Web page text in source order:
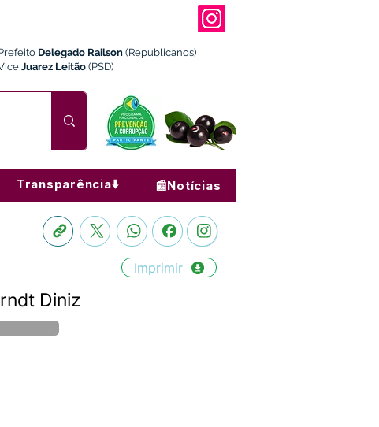
Delegado Railson (Republicanos)
Juarez Leitão (PSD)
Transparência⬇️ 📰Notícias
Imprimir
Diniz